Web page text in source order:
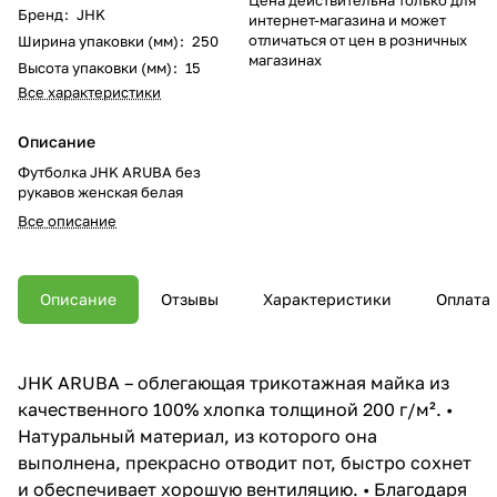
Бренд: JHK
Ширина упаковки (мм): 250
Высота упаковки (мм): 15
Все характеристики
Описание
Футболка JHK ARUBA без
рукавов женская белая
Все описание
интернет-магазина и может
отличаться от цен в розничных
магазинах
Описание Отзывы Характеристики Оплата
JHK ARUBA – облегающая трикотажная майка из
качественного 100% хлопка толщиной 200 г/м². •
Натуральный материал, из которого она
выполнена, прекрасно отводит пот, быстро сохнет
и обеспечивает хорошую вентиляцию. • Благодаря